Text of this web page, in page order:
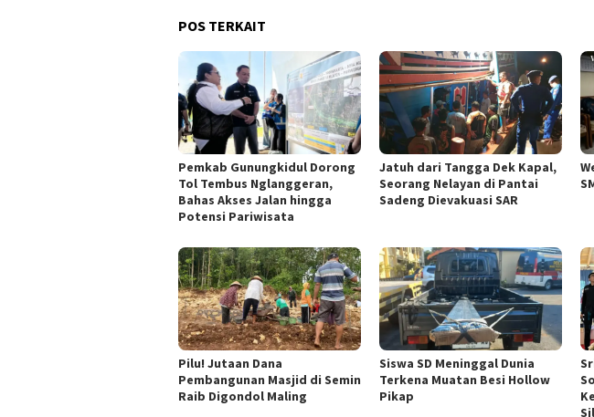
POS TERKAIT
Pemkab Gunungkidul Dorong
Tol Tembus Nglanggeran,
Bahas Akses Jalan hingga
Potensi Pariwisata
Jatuh dari Tangga Dek Kapal,
Seorang Nelayan di Pantai
Sadeng Dievakuasi SAR
Pilu! Jutaan Dana
Pembangunan Masjid di Semin
Raib Digondol Maling
Siswa SD Meninggal Dunia
Terkena Muatan Besi Hollow
Pikap